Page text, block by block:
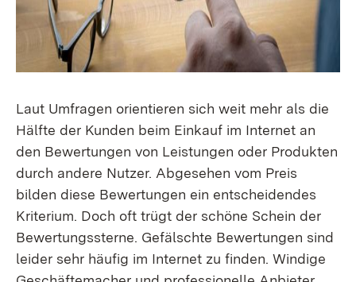
Laut Umfragen orientieren sich weit mehr als die
Hälfte der Kunden beim Einkauf im Internet an
den Bewertungen von Leistungen oder Produkten
durch andere Nutzer. Abgesehen vom Preis
bilden diese Bewertungen ein entscheidendes
Kriterium. Doch oft trügt der schöne Schein der
Bewertungssterne. Gefälschte Bewertungen sind
leider sehr häufig im Internet zu finden. Windige